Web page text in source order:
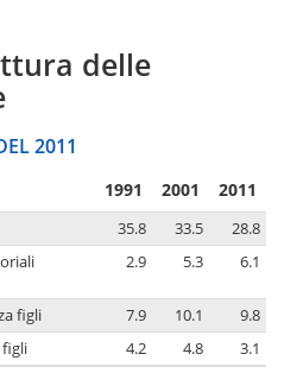
delle
2011
1991 2001 2011
35.8 33.5
28.8
2.9 5.3 6.1
figli 7.9 10.1
9.8
figli
4.2 4.8 3.1